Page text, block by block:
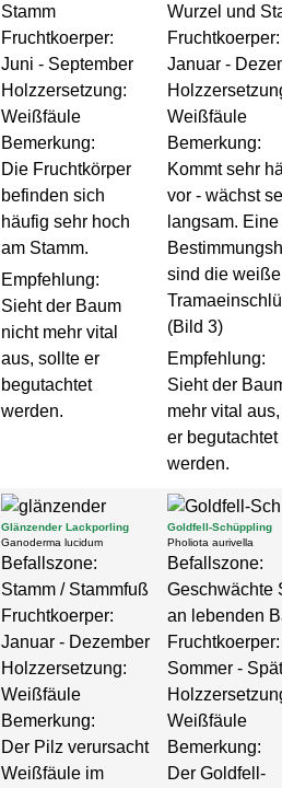
Stamm
Fruchtkoerper:
Juni - September
Holzzersetzung:
Weißfäule
Bemerkung:
Die Fruchtkörper
befinden sich
häufig sehr hoch
am Stamm.
Empfehlung:
Sieht der Baum
nicht mehr vital
aus, sollte er
begutachtet
werden.
Wurzel und
Fruchtkoerper:
Januar -
Weißfäule
Bemerkung:
Kommt sehr
vor - wächst
langsam.
sind die
(Bild 3)
Empfehlung:
Sieht der
mehr vital
er begutachtet
werden.
Glänzender Lackporling
Ganoderma lucidum
Befallszone:
Stamm / Stammfuß
Fruchtkoerper:
Januar - Dezember
Holzzersetzung:
Weißfäule
Bemerkung:
Der Pilz verursacht
Weißfäule im
Goldfell-Schüppling
Pholiota aurivella
Befallszone:
Geschwächte
an lebenden
Fruchtkoerper:
Sommer -
Weißfäule
Bemerkung:
Der Goldfell-